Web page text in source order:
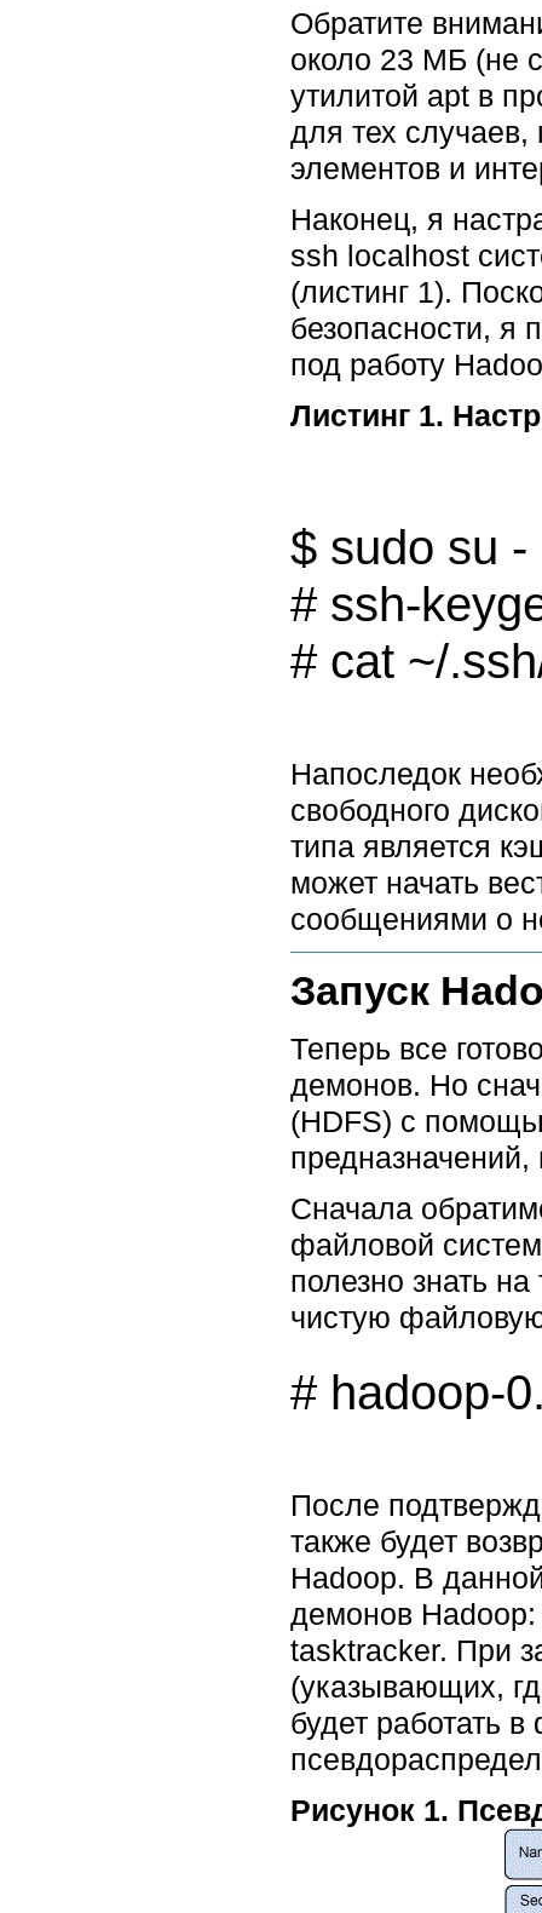
Обратите
около 23 МБ (не
утилитой apt в
для тех случаев,
элементов и
Наконец, я
ssh localhost
(листинг 1).
безопасности, я
под работу
Листинг 1.
$ sudo su -
# ssh-
Напоследок
свободного
типа является
может начать
сообщениями о
Запуск
Теперь все
демонов. Но
(HDFS) с
Сначала
файловой
полезно знать
чистую
После
также будет
Hadoop. В
демонов
tasktracker. При
(указывающих,
будет работать
Рисунок 1.